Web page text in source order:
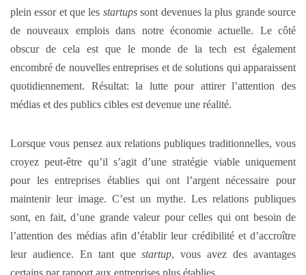
plein essor et que les startupssont devenues la plus grande source
de nouveaux emplois dans notre économie actuelle. Le côté
obscur de cela est que le monde de la tech est également
encombré de nouvelles entreprises et de solutions qui apparaissent
quotidiennement. Résultat: la lutte pour attirer l’attention des
médias et des publics cibles est devenue une réalité.
Lorsque vous pensez aux relations publiques traditionnelles, vous
croyez peut-être qu’il s’agit d’une stratégie viable uniquement
pour les entreprises établies qui ont l’argent nécessaire pour
maintenir leur image. C’est un mythe. Les relations publiques
sont, en fait, d’une grande valeur pour celles qui ont besoin de
l’attention des médias afin d’établir leur crédibilité et d’accroître
leur audience. En tant questartup, vous avez des avantages
certains par rapport aux entreprises plus établies.